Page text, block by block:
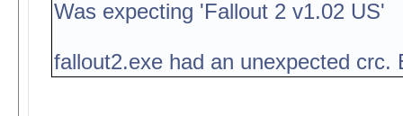
Was expecting 'Fallout 2 v1.02 US'
fallout2.exe had an unexpected